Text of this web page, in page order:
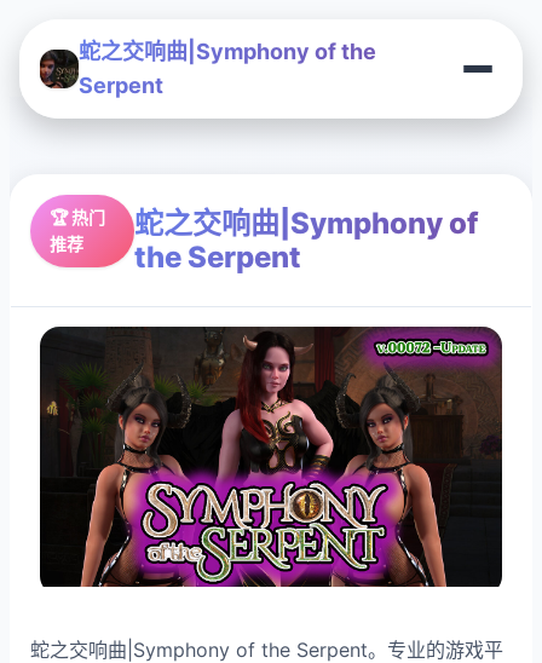
蛇之交响曲|Symphony of the
Serpent
🏆 热门
推荐
蛇之交响曲|Symphony of
the Serpent
蛇之交响曲|Symphony of the Serpent。专业的游戏平